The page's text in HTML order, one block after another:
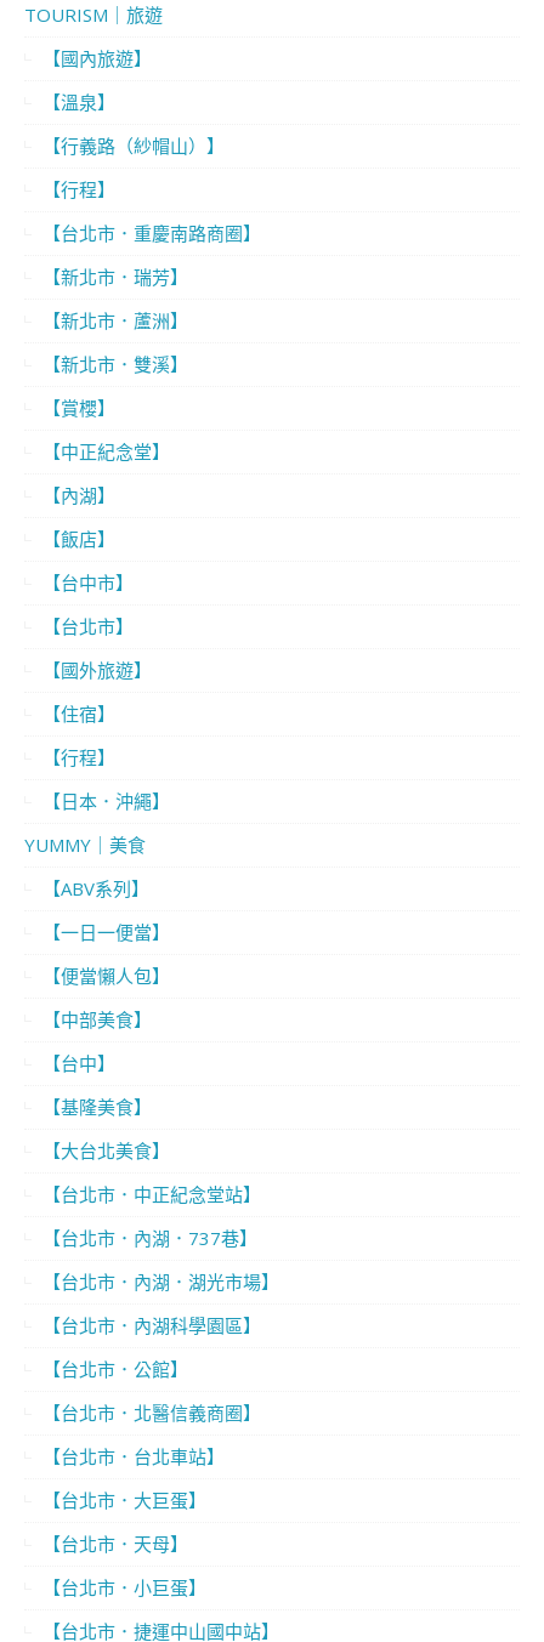
TOURISM｜旅遊
【國內旅遊】
【溫泉】
【行義路（紗帽山）】
【行程】
【台北市．重慶南路商圈】
【新北市．瑞芳】
【新北市．蘆洲】
【新北市．雙溪】
【賞櫻】
【中正紀念堂】
【內湖】
【飯店】
【台中市】
【台北市】
【國外旅遊】
【住宿】
【行程】
【日本．沖繩】
YUMMY｜美食
【ABV系列】
【一日一便當】
【便當懶人包】
【中部美食】
【台中】
【基隆美食】
【大台北美食】
【台北市．中正紀念堂站】
【台北市．內湖．737巷】
【台北市．內湖．湖光市場】
【台北市．內湖科學園區】
【台北市．公館】
【台北市．北醫信義商圈】
【台北市．台北車站】
【台北市．大巨蛋】
【台北市．天母】
【台北市．小巨蛋】
【台北市．捷運中山國中站】